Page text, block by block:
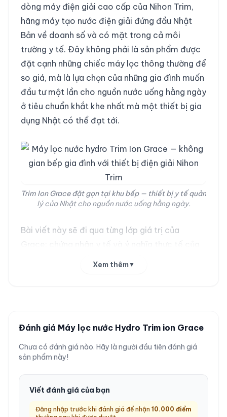
dòng máy điện giải cao cấp của Nihon Trim,
hãng máy tạo nước điện giải đứng đầu Nhật
Bản về doanh số và có mặt trong cả môi
trường y tế. Đây không phải là sản phẩm được
đặt cạnh những chiếc máy lọc thông thường để
so giá, mà là lựa chọn của những gia đình muốn
đầu tư một lần cho nguồn nước uống hằng ngày
ở tiêu chuẩn khắt khe nhất mà một thiết bị gia
dụng Nhật có thể đạt tới.
Trim Ion Grace đặt gọn tại khu bếp — thiết bị y tế quản
lý của Nhật cho nguồn nước uống hằng ngày.
Bài viết này sẽ đi qua từng lớp giá trị của
trình bày trung thực cả những giới hạn — bởi
một sản phẩm ở phân khúc này xứng đáng
được mô tả bằng sự minh bạch, không bằng lời
hứa.
Thiết bị y tế quản lý của Nhật —
Xem thêm ▼
Đánh giá Máy lọc nước Hydro Trim ion Grace
Chưa có đánh giá nào. Hãy là người đầu tiên đánh giá
sản phẩm này!
Viết đánh giá của bạn
Đăng nhập trước khi đánh giá để nhận 10.000 điểm